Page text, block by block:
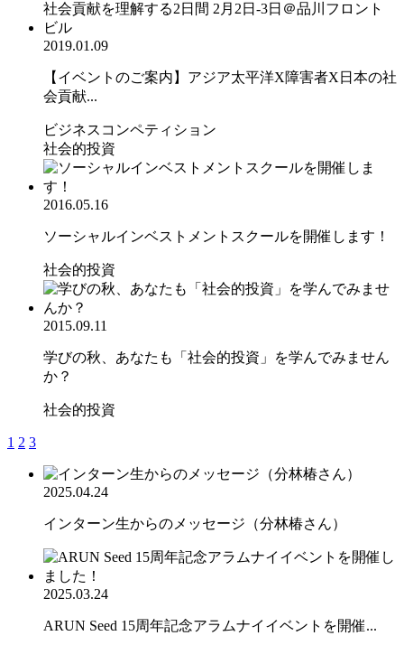
2019.01.09
【イベントのご案内】アジア太平洋X障害者X日本の社
会貢献...
ビジネスコンペティション
社会的投資
2016.05.16
ソーシャルインベストメントスクールを開催します！
社会的投資
2015.09.11
学びの秋、あなたも「社会的投資」を学んでみません
か？
社会的投資
1 2 3
2025.04.24
インターン生からのメッセージ（分林椿さん）
2025.03.24
ARUN Seed 15周年記念アラムナイイベントを開催...